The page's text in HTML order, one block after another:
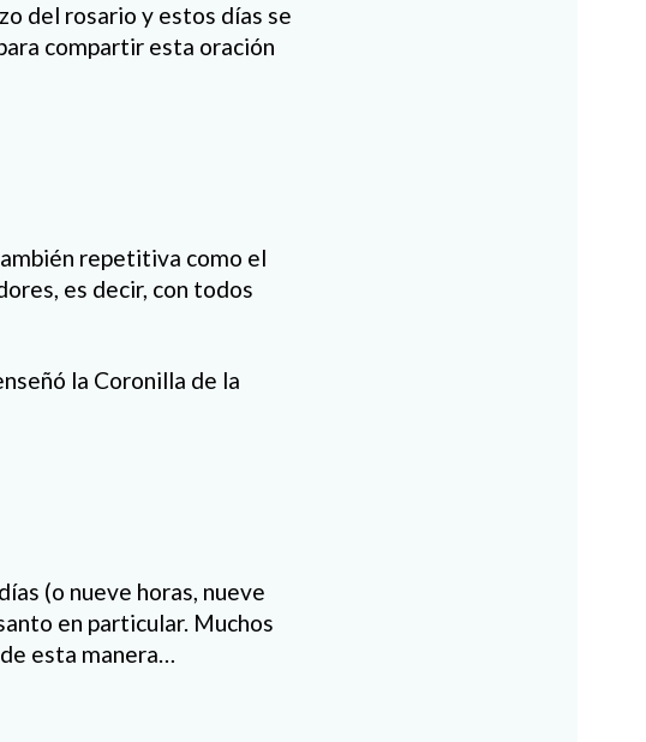
del rosario y estos días se
compartir esta oración
repetitiva como el
es decir, con todos
la Coronilla de la
(o nueve horas, nueve
en particular. Muchos
esta manera…